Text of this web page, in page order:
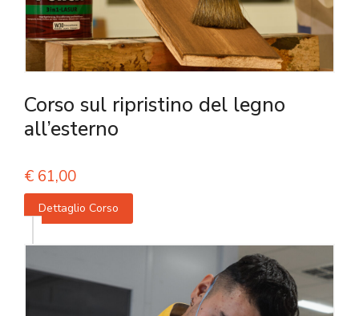
Corso sul ripristino del legno
all’esterno
€ 61,00
Dettaglio Corso